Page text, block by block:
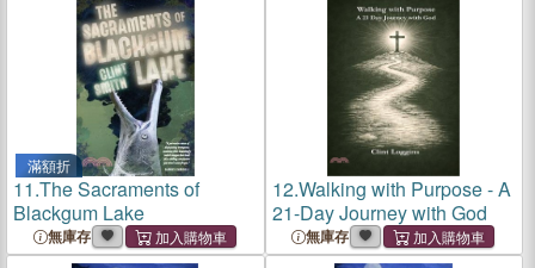
滿額折
11.The Sacraments of
Blackgum Lake
無庫存
12.Walking with Purpose - A
21-Day Journey with God
無庫存